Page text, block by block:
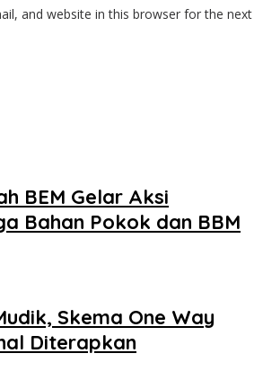
and website in this browser for the next
BEM Gelar Aksi
Bahan Pokok dan BBM
Skema One Way
Diterapkan